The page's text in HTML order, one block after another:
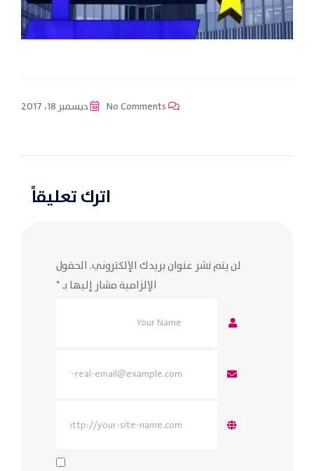
ديسمبر 18، 2017
اترك تعليقاً
لن يتم نشر عنوان بريدك الإلكتروني. الحقول
الإلزامية مشار إليها بـ*